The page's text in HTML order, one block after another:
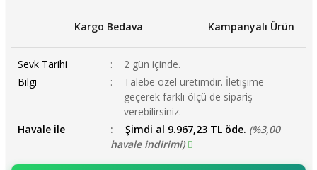
Kargo Bedava Kampanyalı Ürün
Sevk Tarihi
2 gün içinde.
Bilgi
Talebe özel üretimdir. İletişime
geçerek farklı ölçü de sipariş
verebilirsiniz.
Havale ile
Şimdi al 9.967,23 TL öde. (%3,00
havale indirimi)